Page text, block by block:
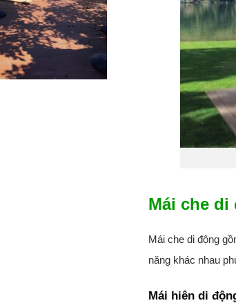
Mái che
Mái che di động
năng khác nhau
Mái hiên di